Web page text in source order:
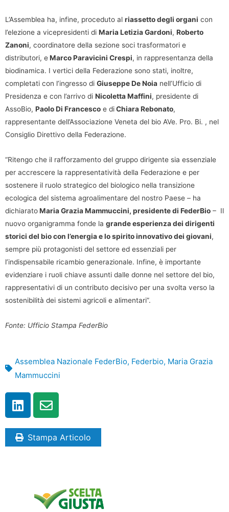
L’Assemblea ha, infine, proceduto al riassetto degli organi con
l’elezione a vicepresidenti di Maria Letizia Gardoni, Roberto
Zanoni, coordinatore della sezione soci trasformatori e
distributori, eMarco Paravicini Crespi, in rappresentanza della
biodinamica. I vertici della Federazione sono stati, inoltre,
completati con l’ingresso di Giuseppe De Noia nell’Ufficio di
Presidenza e con l’arrivo di Nicoletta Maffini, presidente di
AssoBio, Paolo Di Francesco e diChiara Rebonato,
rappresentante dell’Associazione Veneta del bio AVe. Pro. Bi. , nel
Consiglio Direttivo della Federazione.
“Ritengo che il rafforzamento del gruppo dirigente sia essenziale
per accrescere la rappresentatività della Federazione e per
sostenere il ruolo strategico del biologico nella transizione
ecologica del sistema agroalimentare del nostro Paese – ha
dichiaratoMaria Grazia Mammuccini, presidente di FederBio – Il
nuovo organigramma fonde la grande esperienza dei dirigenti
storici del bio con l’energia e lo spirito innovativo dei giovani,
sempre più protagonisti del settore ed essenziali per
l’indispensabile ricambio generazionale. Infine, è importante
evidenziare i ruoli chiave assunti dalle donne nel settore del bio,
rappresentativi di un contributo decisivo per una svolta verso la
sostenibilità dei sistemi agricoli e alimentari”.
Fonte: Ufficio Stampa FederBio
Assemblea Nazionale FederBio, Federbio, Maria Grazia
Mammuccini
Stampa Articolo